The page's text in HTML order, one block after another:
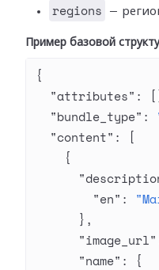
regions —
Пример базовой
{
  "attributes"
:
  "bundle_type"
:
  "content"
: [
    {
        "en"
:
      },
      "image_url"
      "name"
: {